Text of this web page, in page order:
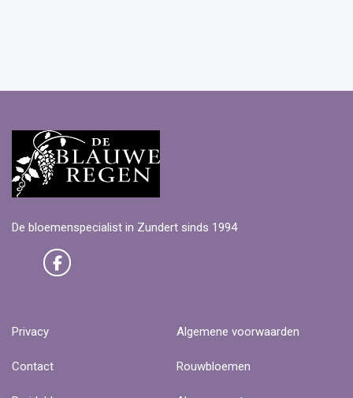
De bloemenspecialist in Zundert sinds 1994
Privacy Algemene voorwaarden
Contact Rouwbloemen